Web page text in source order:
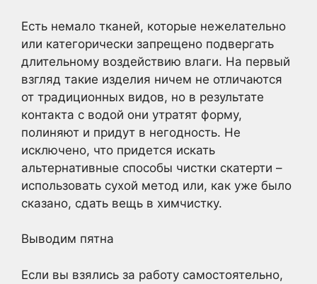
Есть немало тканей, которые нежелательно
или категорически запрещено подвергать
длительному воздействию влаги. На первый
взгляд такие изделия ничем не отличаются
от традиционных видов, но в результате
контакта с водой они утратят форму,
полиняют и придут в негодность. Не
исключено, что придется искать
альтернативные способы чистки скатерти –
использовать сухой метод или, как уже было
сказано, сдать вещь в химчистку.
Выводим пятна
Если вы взялись за работу самостоятельно,